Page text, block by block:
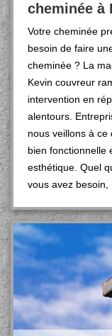
cheminée à
Votre cheminée
besoin de faire
cheminée ? La
Kevin couvreur
intervention en
alentours.
nous veillons à
bien fonctionnelle
esthétique. Quel
vous avez besoin,